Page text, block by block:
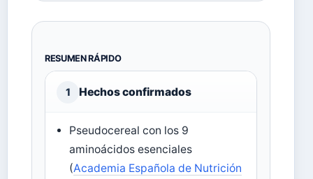
RESUMEN RÁPIDO
1 Hechos confirmados
Pseudocereal con los 9
aminoácidos esenciales
(Academia Española de Nutrición